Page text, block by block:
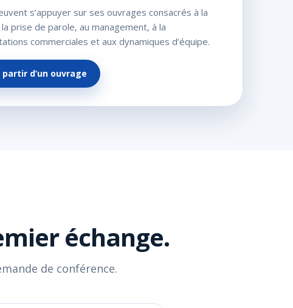
s’appuyer sur ses ouvrages consacrés à la
prise de parole, au management, à la
commerciales et aux dynamiques d’équipe.
d’un ouvrage
échange.
de conférence.